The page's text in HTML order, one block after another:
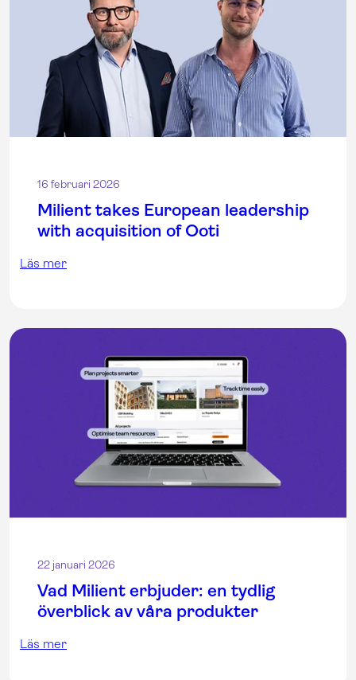
16 februari 2026
Milient takes European leadership
with acquisition of Ooti
Läs mer
22 januari 2026
Vad Milient erbjuder: en tydlig
överblick av våra produkter
Läs mer